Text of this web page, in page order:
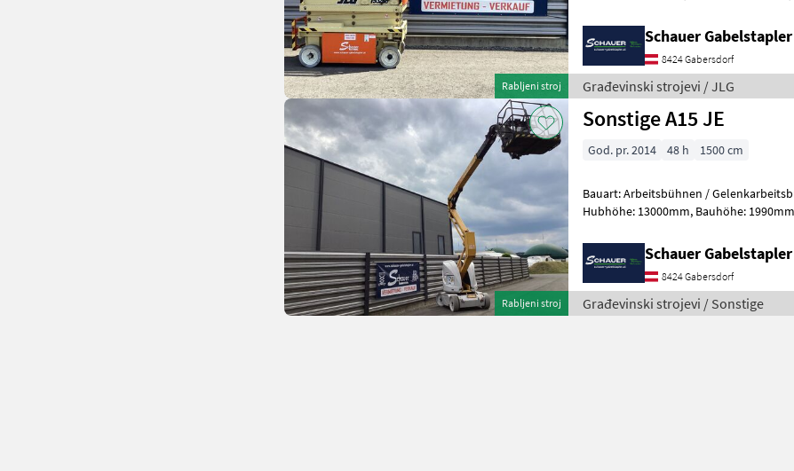
Rabljeni stroj
Schauer
8424 Gabersdorf
Građevinski strojevi / JLG
Rabljeni stroj
Sonstige A15 JE
God. pr. 2014 48 h 1500 cm
Bauart: Arbeitsbühnen / Gelenkarbeitsbühne,
Hubhöhe: 13000mm, Bauhöhe: 1990mm, Bereifung vorne: Bandagen
Schauer
8424 Gabersdorf
Građevinski strojevi / Sonstige